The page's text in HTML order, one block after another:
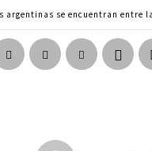
argentinas se encuentran entre